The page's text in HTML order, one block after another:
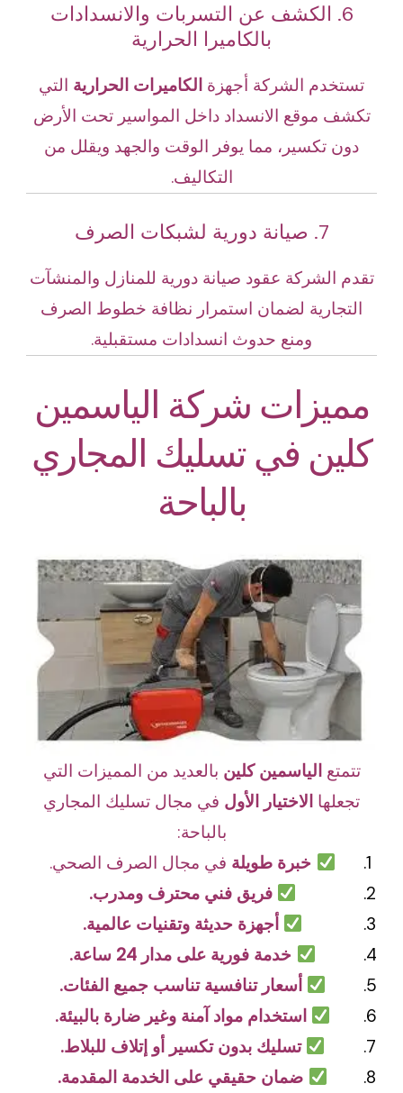
6. الكشف عن التسربات والانسدادات
بالكاميرا الحرارية
تستخدم الشركة أجهزة الكاميرات الحرارية التي
تكشف موقع الانسداد داخل المواسير تحت الأرض
دون تكسير، مما يوفر الوقت والجهد ويقلل من
التكاليف.
7. صيانة دورية لشبكات الصرف
تقدم الشركة عقود صيانة دورية للمنازل والمنشآت
التجارية لضمان استمرار نظافة خطوط الصرف
ومنع حدوث انسدادات مستقبلية.
مميزات شركة الياسمين
كلين في تسليك المجاري
بالباحة
تتمتعالياسمين كلين بالعديد من المميزات التي
تجعلها الاختيار الأول في مجال تسليك المجاري
بالباحة:
خبرة طويلة في مجال الصرف الصحي.
فريق فني محترف ومدرب.
أجهزة حديثة وتقنيات عالمية.
خدمة فورية على مدار 24 ساعة.
أسعار تنافسية تناسب جميع الفئات.
استخدام مواد آمنة وغير ضارة بالبيئة.
تسليك بدون تكسير أو إتلاف للبلاط.
ضمان حقيقي على الخدمة المقدمة.